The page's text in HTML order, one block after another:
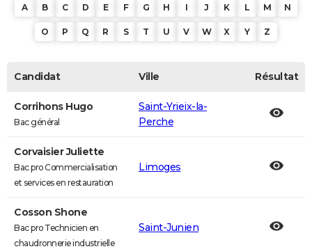
A B C D E F G H I J K L M N
O P Q R S T U V W X Y Z
Candidat Ville Résultat
Corrihons Hugo
Bac général
Saint-Yrieix-la-
Perche
Corvaisier Juliette
Bac pro Commercialisation
et services en restauration
Limoges
Cosson Shone
Bac pro Technicien en
chaudronnerie industrielle
Saint-Junien